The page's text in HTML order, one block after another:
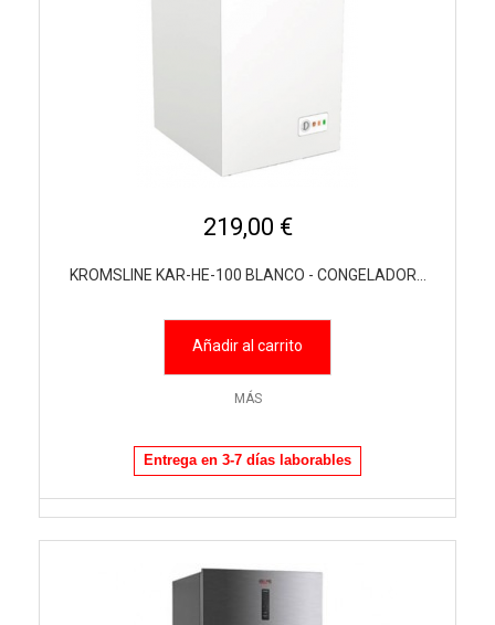
219,00 €
KROMSLINE KAR-HE-100 BLANCO - CONGELADOR...
Añadir al carrito
MÁS
Entrega en 3-7 días laborables